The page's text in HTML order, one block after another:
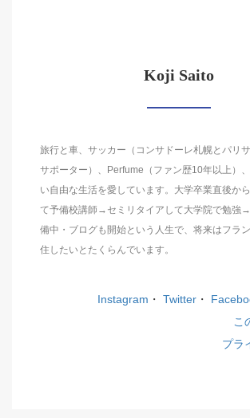
Koji Saito
旅行と車、サッカー（コンサドーレ札幌とパリ
サポーター）、Perfume（ファン歴10年以上）
い自由な生活を愛しています。大学卒業直後か
て予備校講師→セミリタイアして大学院で勉強
備中・ブログも開始という人生で、将来はフラ
住したいとたくらんでいます。
Instagram ・ Twitter・
こ
プラ